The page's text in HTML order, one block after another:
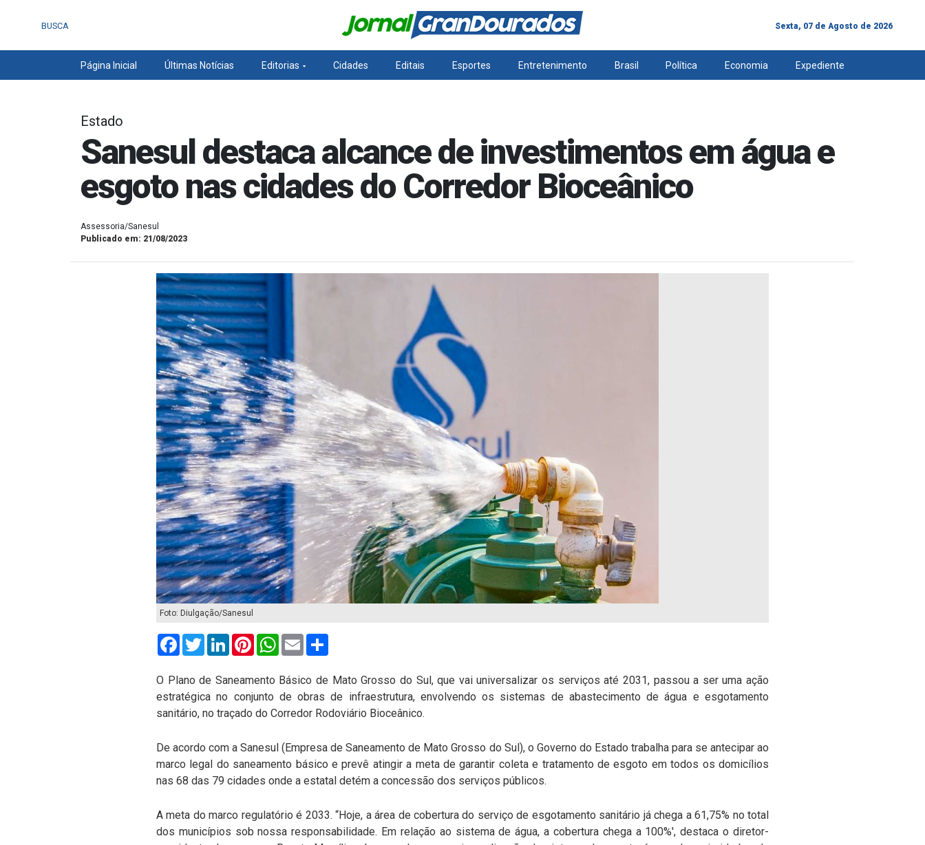
BUSCA Sexta, 07 de Agosto de 2026
Página Inicial Últimas Notícias Editorias Cidades Editais Esportes Entretenimento Brasil Política Economia Expediente
Estado
Sanesul destaca alcance de investimentos em água e
esgoto nas cidades do Corredor Bioceânico
Assessoria/Sanesul
Publicado em: 21/08/2023
Foto: Diulgação/Sanesul
FacebookTwitterLinkedInPinterestWhatsApp
Email
O Plano de Saneamento Básico de Mato Grosso do Sul, que vai universalizar os serviços até 2031, passou a ser uma ação
estratégica no conjunto de obras de infraestrutura, envolvendo os sistemas de abastecimento de água e esgotamento
sanitário, no traçado do Corredor Rodoviário Bioceânico.
De acordo com a Sanesul (Empresa de Saneamento de Mato Grosso do Sul), o Governo do Estado trabalha para se antecipar ao
marco legal do saneamento básico e prevê atingir a meta de garantir coleta e tratamento de esgoto em todos os domicílios
nas 68 das 79 cidades onde a estatal detém a concessão dos serviços públicos.
A meta do marco regulatório é 2033. “Hoje, a área de cobertura do serviço de esgotamento sanitário já chega a 61,75% no total
dos municípios sob nossa responsabilidade. Em relação ao sistema de água, a cobertura chega a 100%', destaca o diretor-